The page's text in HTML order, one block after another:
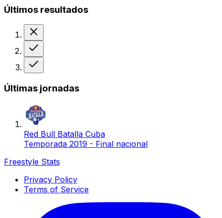
Últimos resultados
Últimas jornadas
Red Bull Batalla Cuba
Temporada 2019 - Final nacional
Freestyle Stats
Privacy Policy
Terms of Service